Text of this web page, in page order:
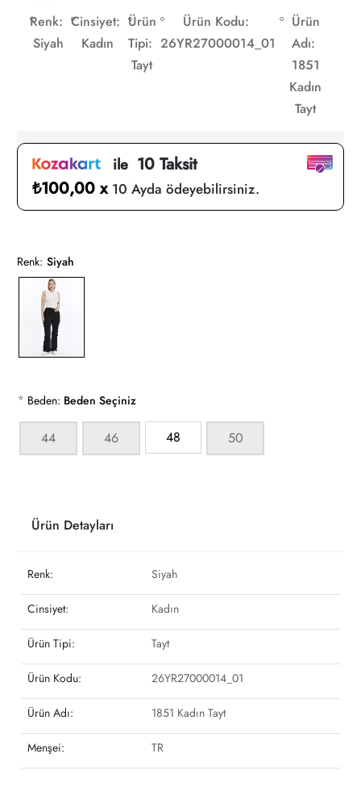
Renk:
Siyah
Cinsiyet:
Kadın
Ürün
Tipi:
Tayt
Ürün Kodu:
26YR27000014_01
Ürün
Adı:
1851
Kadın
Tayt
ile10 Taksit
₺100,00 x 10 Ayda ödeyebilirsiniz.
Renk: Siyah
* Beden: Beden Seçiniz
44 46 48 50
Ürün Detayları
Renk: Siyah
Cinsiyet: Kadın
Ürün Tipi: Tayt
Ürün Kodu: 26YR27000014_01
Ürün Adı: 1851 Kadın Tayt
Menşei: TR